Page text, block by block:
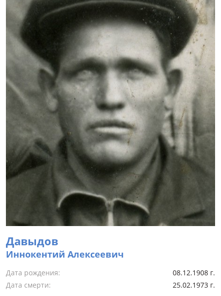
Давыдов
Иннокентий Алексеевич
Дата рождения:
08.12.1908 г.
Дата смерти:
25.02.1973 г.